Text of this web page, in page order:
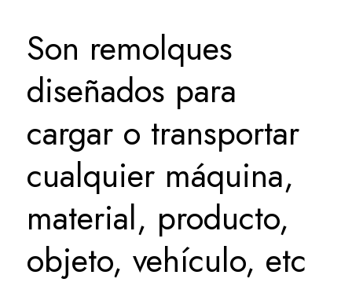
Son remolques
diseñados para
cargar o transportar
cualquier máquina,
material, producto,
objeto, vehículo, etc